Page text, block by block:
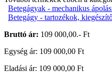
Betegágyak - mechanikus
Betegágy - tartozékok,
Bruttó ár: 109 000,00.- Ft
Egység ár: 109 000,00 Ft
Eladási ár: 109 000,00 Ft